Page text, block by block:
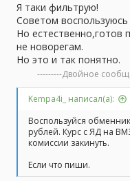
Я таки фильтрую!
Советом
Но естественно,готов
не новорегам.
Но это и так понятно.
---------Двойное
Kempa4i_ написал(а):
Воспользуйся
рублей. Курс с ЯД на
комиссии закинуть.
Если что пиши.